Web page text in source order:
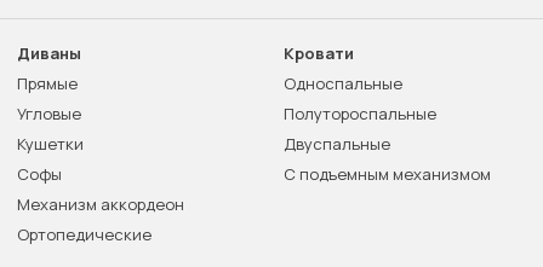
Диваны
Прямые
Угловые
Кушетки
Софы
Механизм аккордеон
Ортопедические
Кровати
Односпальные
Полутороспальные
Двуспальные
С подъемным механизмом